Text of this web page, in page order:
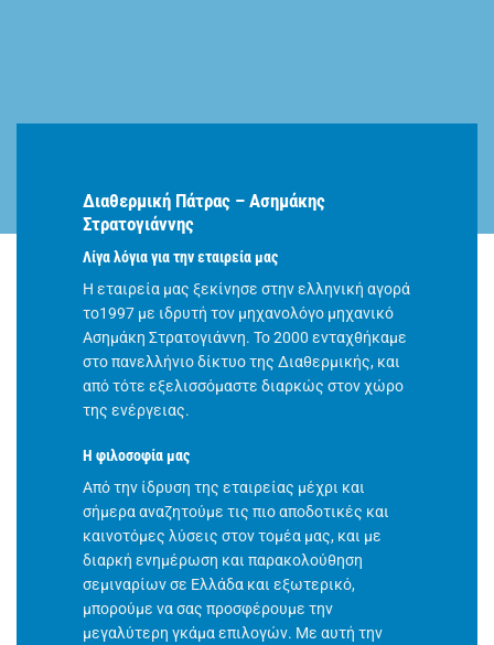
Διαθερμική Πάτρας – Ασημάκης
Στρατογιάννης
Λίγα λόγια για την εταιρεία μας
Η εταιρεία μας ξεκίνησε στην ελληνική αγορά
το1997 με ιδρυτή τον μηχανολόγο μηχανικό
Ασημάκη Στρατογιάννη. Το 2000 ενταχθήκαμε
στο πανελλήνιο δίκτυο της Διαθερμικής, και
από τότε εξελισσόμαστε διαρκώς στον χώρο
της ενέργειας.
Η φιλοσοφία μας
Από την ίδρυση της εταιρείας μέχρι και
σήμερα αναζητούμε τις πιο αποδοτικές και
καινοτόμες λύσεις στον τομέα μας, και με
διαρκή ενημέρωση και παρακολούθηση
σεμιναρίων σε Ελλάδα και εξωτερικό,
μπορούμε να σας προσφέρουμε την
μεγαλύτερη γκάμα επιλογών. Με αυτή την